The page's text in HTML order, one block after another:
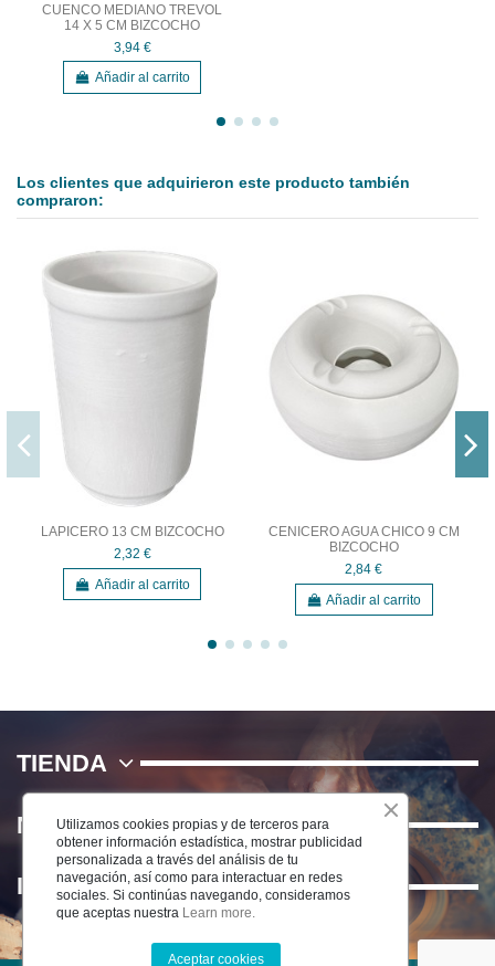
CUENCO MEDIANO TREVOL
14 X 5 CM BIZCOCHO
3,94 €
Añadir al carrito
Los clientes que adquirieron este producto también
compraron:
LAPICERO 13 CM BIZCOCHO
2,32 €
Añadir al carrito
CENICERO AGUA CHICO 9 CM
BIZCOCHO
2,84 €
Añadir al carrito
TIENDA
NOSOTROS
INFORMACIÓN
Utilizamos cookies propias y de terceros para
obtener información estadística, mostrar publicidad
personalizada a través del análisis de tu
navegación, así como para interactuar en redes
sociales. Si continúas navegando, consideramos
que aceptas nuestra Learn more.
Aceptar cookies